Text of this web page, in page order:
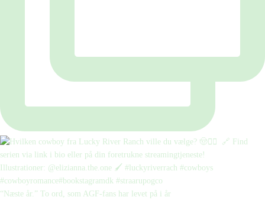
“Næste år.” To ord, som AGF-fans har levet på i år